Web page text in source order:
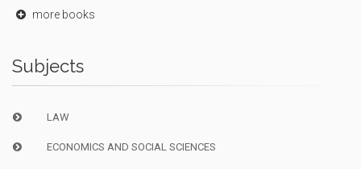
more books
Subjects
LAW
ECONOMICS AND SOCIAL SCIENCES